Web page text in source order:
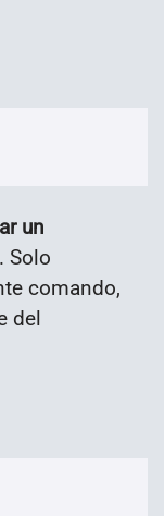
un
. Solo
comando,
del